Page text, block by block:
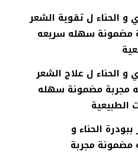
و الحناء ل تقوية الشعر
مضمونة سهله سريعه
و الحناء ل علاج الشعر
مجربة مضمونة سهله
الطبيعية
الحناء و
مضمونة مجربة